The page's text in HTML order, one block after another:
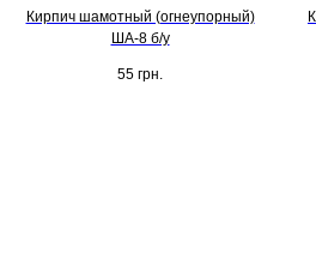
Кирпич шамотный (огнеупорный)
ША-8 б/у
55 грн.